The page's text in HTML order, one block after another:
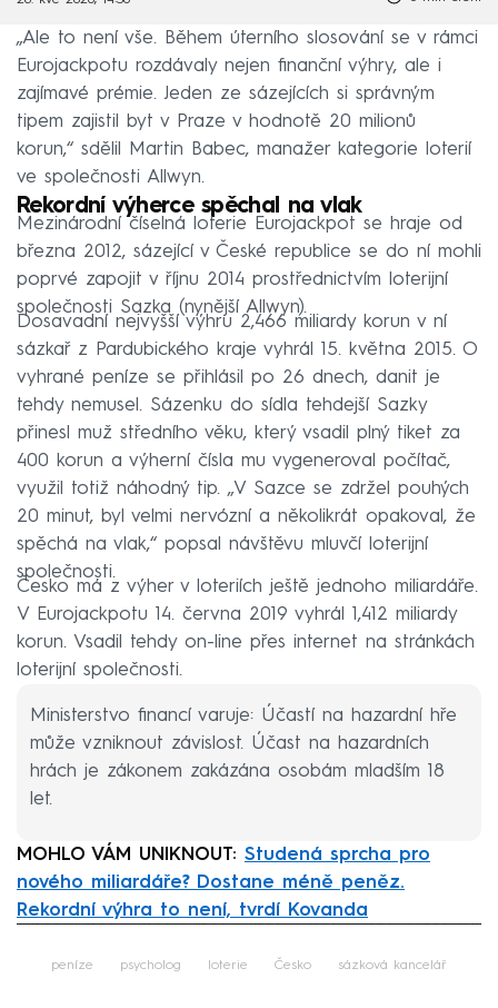
„Ale to není vše. Během úterního slosování se v rámci
Eurojackpotu rozdávaly nejen finanční výhry, ale i
zajímavé prémie. Jeden ze sázejících si správným
tipem zajistil byt v Praze v hodnotě 20 milionů
korun,“ sdělil Martin Babec, manažer kategorie loterií
ve společnosti Allwyn.
Rekordní výherce spěchal na vlak
Mezinárodní číselná loterie Eurojackpot se hraje od
března 2012, sázející v České republice se do ní mohli
poprvé zapojit v říjnu 2014 prostřednictvím loterijní
společnosti Sazka (nynější Allwyn).
Dosavadní nejvyšší výhru 2,466 miliardy korun v ní
sázkař z Pardubického kraje vyhrál 15. května 2015. O
vyhrané peníze se přihlásil po 26 dnech, danit je
tehdy nemusel. Sázenku do sídla tehdejší Sazky
přinesl muž středního věku, který vsadil plný tiket za
400 korun a výherní čísla mu vygeneroval počítač,
využil totiž náhodný tip. „V Sazce se zdržel pouhých
20 minut, byl velmi nervózní a několikrát opakoval, že
spěchá na vlak,“ popsal návštěvu mluvčí loterijní
společnosti.
Česko má z výher v loteriích ještě jednoho miliardáře.
V Eurojackpotu 14. června 2019 vyhrál 1,412 miliardy
korun. Vsadil tehdy on-line přes internet na stránkách
loterijní společnosti.
Ministerstvo financí varuje: Účastí na hazardní hře
může vzniknout závislost. Účast na hazardních
hrách je zákonem zakázána osobám mladším 18
let.
MOHLO VÁM UNIKNOUT: Studená sprcha pro
nového miliardáře? Dostane méně peněz.
Rekordní výhra to není, tvrdí Kovanda
peníze psycholog loterie Česko sázková kancelář